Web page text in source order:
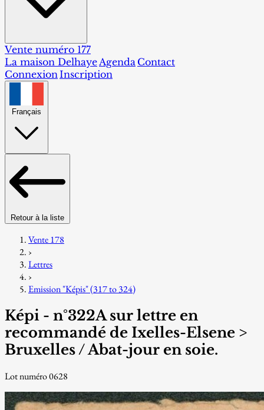
Vente numéro 177
La maison DelhayeAgenda Contact
ConnexionInscription
Français
Retour à la liste
Vente 178
›
Lettres
›
Emission "Képis" (317 to 324)
Képi - n°322A sur lettre en
recommandé de Ixelles-Elsene >
Bruxelles / Abat-jour en soie.
Lot numéro 0628